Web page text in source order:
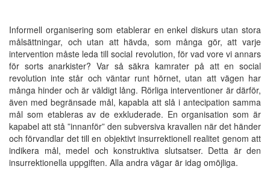
Informell organisering som etablerar en enkel diskurs utan stora
målsättningar, och utan att hävda, som många gör, att varje
intervention måste leda till social revolution, för vad vore vi annars
för sorts anarkister? Var så säkra kamrater på att en social
revolution inte står och väntar runt hörnet, utan att vägen har
många hinder och är väldigt lång. Rörliga interventioner är därför,
även med begränsade mål, kapabla att slå i antecipation samma
mål som etableras av de exkluderade. En organisation som är
kapabel att stå ”innanför” den subversiva kravallen när det händer
och förvandlar det till en objektivt insurrektionell realitet genom att
indikera mål, medel och konstruktiva slutsatser. Detta är den
insurrektionella uppgiften. Alla andra vägar är idag omöjliga.